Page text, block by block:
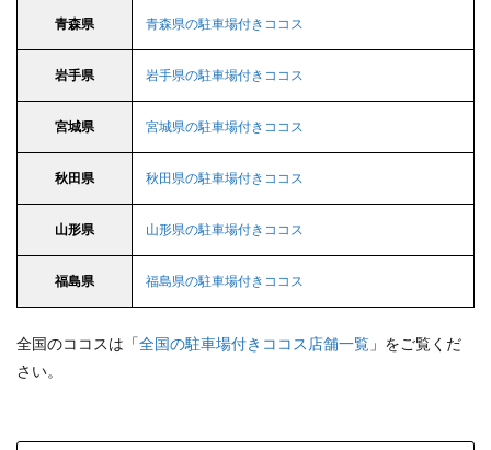
青森県 青森県の駐車場付きココス
岩手県 岩手県の駐車場付きココス
宮城県 宮城県の駐車場付きココス
秋田県 秋田県の駐車場付きココス
山形県 山形県の駐車場付きココス
福島県 福島県の駐車場付きココス
全国のココスは「全国の駐車場付きココス店舗一覧 」をご覧くだ
さい。